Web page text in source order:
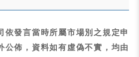
依發言當時所屬市場別之規定申
公佈，資料如有虛偽不實，均由